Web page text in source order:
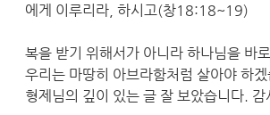
에게 이루리라, 하시고(창18:18~19)
복을 받기 위해서가 아니라 하나님을 바
우리는 마땅히 아브라함처럼 살아야 하겠
형제님의 깊이 있는 글 잘 보았습니다. 감